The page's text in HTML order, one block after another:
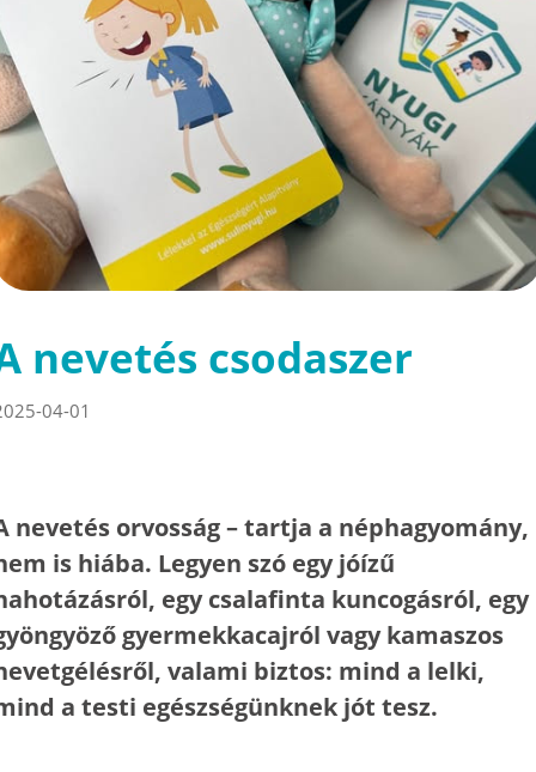
nevetés csodaszer
04-01
nevetés orvosság – tartja a néphagyomány,
is hiába. Legyen szó egy jóízű
egy csalafinta kuncogásról, egy
gyermekkacajról vagy kamaszos
valami biztos: mind a lelki,
a testi egészségünknek jót tesz.